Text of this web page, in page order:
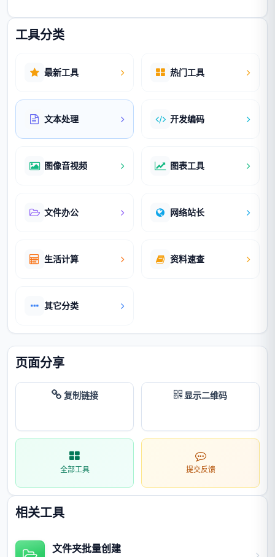
工具分类
最新工具 热门工具
文本处理 开发编码
图像音视频 图表工具
文件办公 网络站长
生活计算 资料速查
其它分类
页面分享
复制链接 显示二维码
全部工具 提交反馈
相关工具
文件夹批量创建